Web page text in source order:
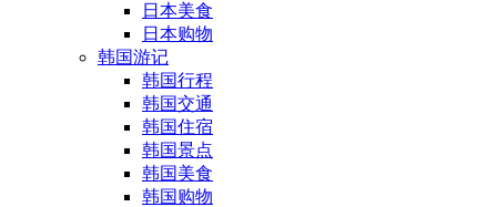
日本美食
日本购物
韩国游记
韩国行程
韩国交通
韩国住宿
韩国景点
韩国美食
韩国购物